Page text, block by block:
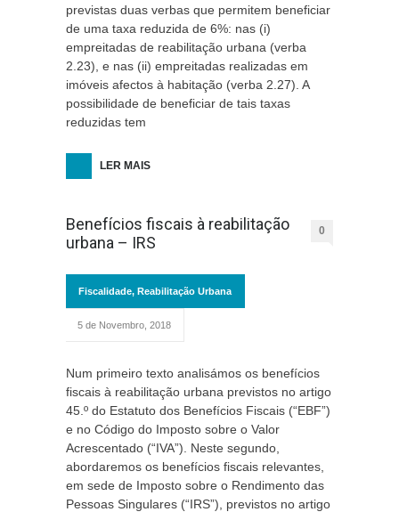
previstas duas verbas que permitem beneficiar
de uma taxa reduzida de 6%: nas (i)
empreitadas de reabilitação urbana (verba
2.23), e nas (ii) empreitadas realizadas em
imóveis afectos à habitação (verba 2.27). A
possibilidade de beneficiar de tais taxas
reduzidas tem
LER MAIS
Benefícios fiscais à reabilitação
urbana – IRS
0
Fiscalidade, Reabilitação Urbana
5 de Novembro, 2018
Num primeiro texto analisámos os benefícios
fiscais à reabilitação urbana previstos no artigo
45.º do Estatuto dos Benefícios Fiscais (“EBF”)
e no Código do Imposto sobre o Valor
Acrescentado (“IVA”). Neste segundo,
abordaremos os benefícios fiscais relevantes,
em sede de Imposto sobre o Rendimento das
Pessoas Singulares (“IRS”), previstos no artigo